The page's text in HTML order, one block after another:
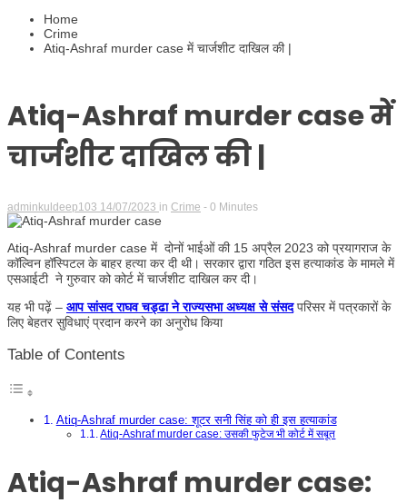
Home
Crime
Atiq-Ashraf murder case में चार्जशीट दाखिल की |
Atiq-Ashraf murder case में
चार्जशीट दाखिल की |
adminkuldeep103 14/07/2023 in Crime - 0 Minutes
Atiq-Ashraf murder case में दोनों भाईओं की 15 अप्रैल 2023 को प्रयागराज के
कॉल्विन हॉस्पिटल के बाहर हत्या कर दी थी। सरकार द्वारा गठित इस हत्याकांड के मामले में
एसआईटी ने गुरुवार को कोर्ट में चार्जशीट दाखिल कर दी।
यह भी पढ़ें – आप सांसद राघव चड्ढा ने राज्यसभा अध्यक्ष से संसदपरिसर में पत्रकारों के
लिए बेहतर सुविधाएं प्रदान करने का अनुरोध किया
Table of Contents
Atiq-Ashraf murder case: शूटर सनी सिंह को ही इस हत्याकांड
Atiq-Ashraf murder case: उसकी फुटेज भी कोर्ट में सबूत
Atiq-Ashraf murder case: